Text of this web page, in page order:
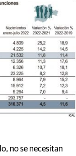
no se necesitan